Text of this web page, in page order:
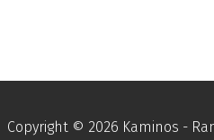
Copyright © 2026 Kaminos -